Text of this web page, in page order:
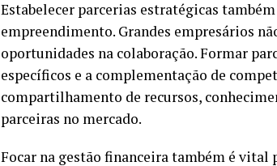
Estabelecer parcerias estratégicas
empreendimento. Grandes empresários
oportunidades na colaboração. Formar
específicos e a complementação de
compartilhamento de recursos,
parceiras no mercado.
Focar na gestão financeira também é vital